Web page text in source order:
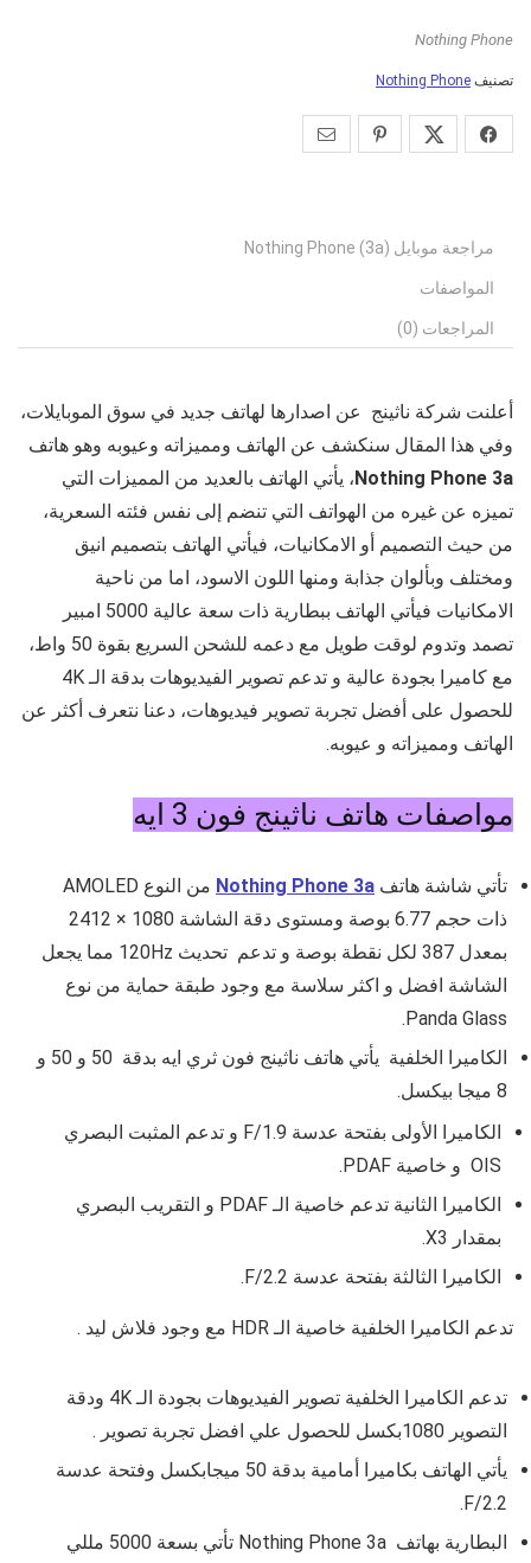
Nothing Phone
تصنيف Nothing Phone
مراجعة موبايل Nothing Phone (3a)
المواصفات
المراجعات (0)
أعلنت شركة ناثينج عن اصدارها لهاتف جديد في سوق الموبايلات،
وفي هذا المقال سنكشف عن الهاتف ومميزاته وعيوبه وهو هاتف
Nothing Phone 3a، يأتي الهاتف بالعديد من المميزات التي
تميزه عن غيره من الهواتف التي تنضم إلى نفس فئته السعرية،
من حيث التصميم أو الامكانيات، فيأتي الهاتف بتصميم انيق
ومختلف وبألوان جذابة ومنها اللون الاسود، اما من ناحية
الامكانيات فيأتي الهاتف ببطارية ذات سعة عالية 5000 امبير
تصمد وتدوم لوقت طويل مع دعمه للشحن السريع بقوة 50 واط،
مع كاميرا بجودة عالية و تدعم تصوير الفيديوهات بدقة الـ 4K
للحصول على أفضل تجربة تصوير فيديوهات، دعنا نتعرف أكثر عن
الهاتف ومميزاته و عيوبه.
مواصفات هاتف ناثينج فون 3 ايه
تأتي شاشة هاتف Nothing Phone 3a
من النوع AMOLED
ذات حجم 6.77 بوصة ومستوى دقة الشاشة 1080 × 2412
بمعدل 387 لكل نقطة بوصة و تدعم تحديث 120Hz مما يجعل
الشاشة افضل و اكثر سلاسة مع وجود طبقة حماية من نوع
Panda Glass.
الكاميرا الخلفية يأتي هاتف ناثينج فون ثري ايه بدقة 50 و 50 و
8 ميجا بيكسل.
الكاميرا الأولى بفتحة عدسة F/1.9 و تدعم المثبت البصري
OIS و خاصية PDAF.
الكاميرا الثانية تدعم خاصية الـ PDAF و التقريب البصري
بمقدار X3.
الكاميرا الثالثة بفتحة عدسة F/2.2.
تدعم الكاميرا الخلفية خاصية الـ HDR مع وجود فلاش ليد .
تدعم الكاميرا الخلفية تصوير الفيديوهات بجودة الـ 4K ودقة
التصوير 1080بكسل للحصول علي افضل تجربة تصوير .
يأتي الهاتف بكاميرا أمامية بدقة 50 ميجابكسل وفتحة عدسة
F/2.2.
البطارية بهاتف Nothing Phone 3a تأتي بسعة 5000 مللي